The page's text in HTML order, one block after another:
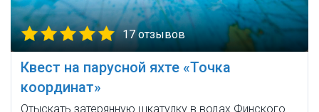
17 отзывов
Квест на парусной яхте «Точка
координат»
Отыскать затерянную шкатулку в водах Финского